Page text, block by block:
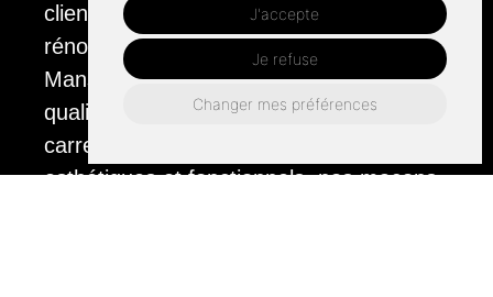
J'accepte
Je refuse
Changer mes préférences
clients concernant nos projets de
rénovation minutieusement entrepris au
Mans et dans la Sarthe, ainsi que la
qualité supérieure de nos travaux de
carrelage. En tenant compte des aspects
esthétiques et fonctionnels, nos maçons